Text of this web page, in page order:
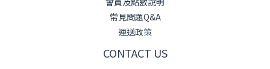
常見問題Q&A
運送政策
CONTACT US